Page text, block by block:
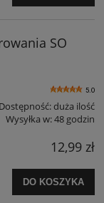
SO
5.0
Dostępność:duża ilość
Wysyłka w:48 godzin
12,99 zł
DO KOSZYKA